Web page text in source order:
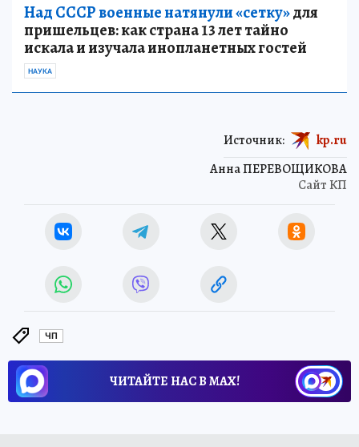
Над СССР военные натянули «сетку»для
пришельцев: как страна 13 лет тайно
искала и изучала инопланетных гостей
НАУКА
Анна ПЕРЕВОЩИКОВА
Сайт КП
Источник: kp.ru
ЧП
ЧИТАЙТЕ НАС В МАХ!